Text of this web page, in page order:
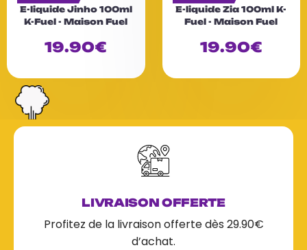
o
t
e
0
s
r
5
E-liquide Jinho 100ml
K-Fuel - Maison Fuel
19.90€
o
t
e
0
s
r
E-liquide Zia 100ml K-
Fuel - Maison Fuel
19.90€
LIVRAISON OFFERTE
Profitez de la livraison offerte dès 29.90€
d’achat.